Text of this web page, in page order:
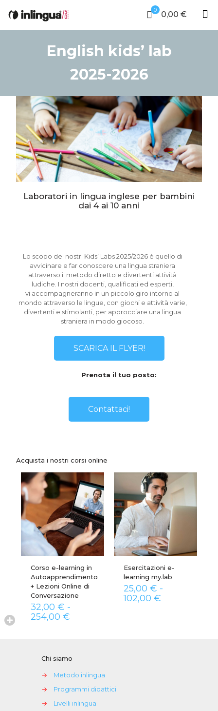
0 0,00 €
English kids’ lab
2025-2026
Laboratori in lingua inglese per bambini
dai 4 ai 10 anni
Lo scopo dei nostri Kids’ Labs 2025/2026 è quello di
avvicinare e far conoscere una lingua straniera
attraverso il metodo diretto e divertenti attività
ludiche. I nostri docenti, qualificati ed esperti,
vi accompagneranno in un piccolo giro intorno al
mondo attraverso le lingue, con giochi e attività varie,
divertenti e stimolanti, per approcciare una lingua
straniera in modo giocoso.
SCARICA IL FLYER!
Prenota il tuo posto:
Contattaci!
Acquista i nostri corsi online
Corso e-learning in
Autoapprendimento
+ Lezioni Online di
Conversazione
32,00 € -
254,00 €
a
254,00 €
Esercitazioni e-
learning my.lab
25,00 € -
102,00 €
Chi siamo
→
Metodo inlingua
→
Programmi didattici
→
Livelli inlingua